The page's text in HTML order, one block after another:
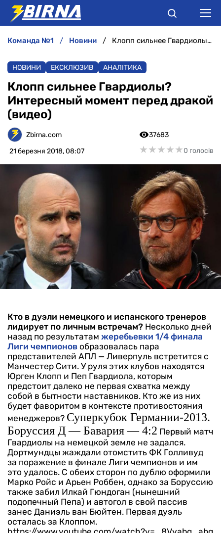
АНАЛІТИКА
ІНТЕРВ'Ю
РІЗНЕ
БУКМЕКЕРИ
команда №1 новини Клопп сильнее Гвардиолы? Интересный момент перед дракой (видео)
НОВИНИ ЕКСКЛЮЗИВ АНАЛІТИКА
Клопп сильнее Гвардиолы?
Интересный момент перед дракой
(видео)
Zbirna.com
21 березня 2018, 08:07
37683
★★★★★
★★★★★0 голосів
Кто в дуэли немецкого и испанского тренеров
лидирует по личным встречам? Несколько дней
назад по результатам жеребьевки 1/4 финала
Лиги чемпионов образовалась пара
представителей АПЛ — Ливерпуль встретится с
Манчестер Сити. У руля этих клубов находятся
Юрген Клопп и Пеп Гвардиола, которым
предстоит далеко не первая схватка между
собой в бытности наставников. Кто же из них
будет фаворитом в контексте противостояния
менеджеров? Суперкубок Германии-2013.
Боруссия Д — Бавария — 4:2 Первый матч
Гвардиолы на немецкой земле не задался.
Дортмундцы жаждали отомстить ФК Голливуд
за поражение в финале Лиги чемпионов и им
это удалось. С обеих сторон по дублю оформили
Марко Ройс и Арьен Роббен, однако за Боруссию
также забил Илкай Гюндоган (нынешний
подопечный Пепа) и автогол в свой пассив
занес Даниэль ван Бюйтен. Первая дуэль
осталась за Клоппом.